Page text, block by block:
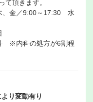
て頂きます。
、金／9:00～17:30 水
※内科の処方が6割程
り変動有り